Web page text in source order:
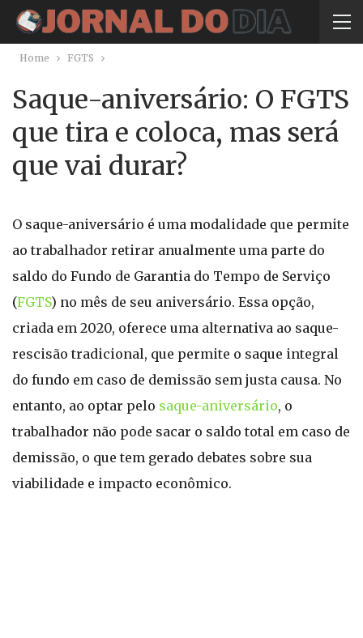
Home FGTS
Saque-aniversário: O FGTS
que tira e coloca, mas será
que vai durar?
O saque-aniversário é uma modalidade que permite
ao trabalhador retirar anualmente uma parte do
saldo do Fundo de Garantia do Tempo de Serviço
(FGTS) no mês de seu aniversário. Essa opção,
criada em 2020, oferece uma alternativa ao saque-
rescisão tradicional, que permite o saque integral
do fundo em caso de demissão sem justa causa. No
entanto, ao optar pelo saque-aniversário, o
trabalhador não pode sacar o saldo total em caso de
demissão, o que tem gerado debates sobre sua
viabilidade e impacto econômico.